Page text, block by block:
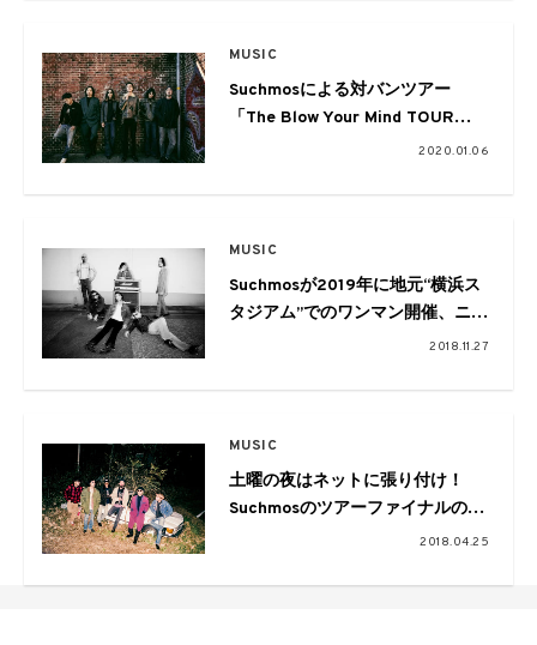
MUSIC
Suchmosによる対バンツアー
「The Blow Your Mind TOUR
2020」の第一弾にcero、ペトロ
2020.01.06
MUSIC
Suchmosが2019年に地元“横浜ス
タジアム”でのワンマン開催、ニュ
ーアルバムリリースを発表2018.11.27
MUSIC
土曜の夜はネットに張り付け！
Suchmosのツアーファイナルの模
様をストリーミングで全編生配信
2018.04.25